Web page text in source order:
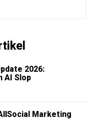
2026:
AI Slop
Marketing